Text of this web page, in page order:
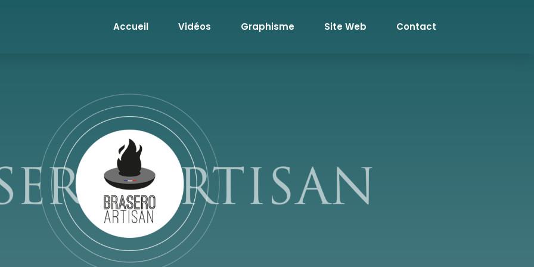
Accueil Vidéos Graphisme Site Web Contact